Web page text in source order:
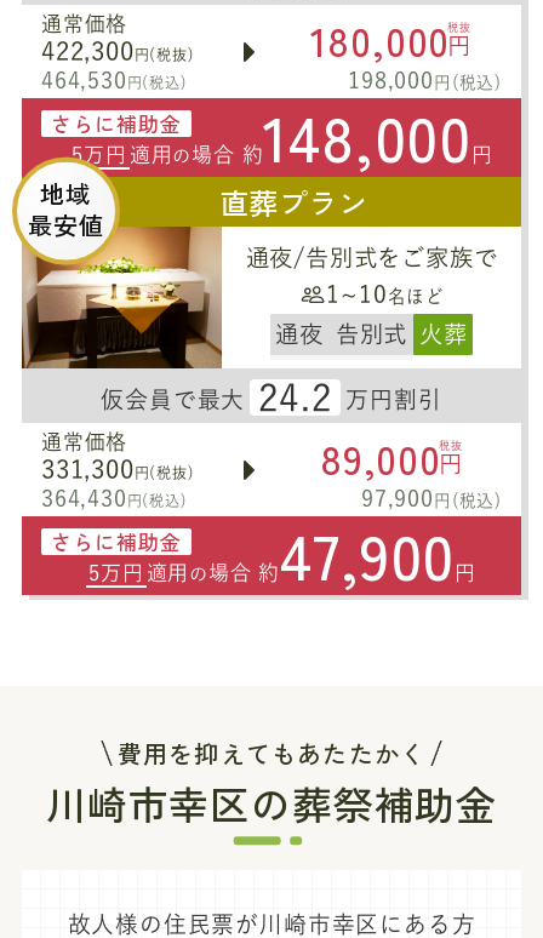
通常価格
422,300 円(税抜)
464,530 円(税込)
180,000税抜
円
198,000 円(税込)
さらに補助金
5万円 適用 の 場合 約148,000 円
地域
最安値
直葬プラン
通夜/告別式をご家族で
1~10 名ほど
通夜 告別式 火葬
仮会員で最大 24.2 万円割引
通常価格
331,300 円(税抜)
364,430 円(税込)
89,000税抜
円
97,900 円(税込)
さらに補助金
5万円 適用 の 場合 約47,900 円
費用を抑えてもあたたかく
川崎市幸区の葬祭補助金
故人様の住民票が川崎市幸区にある方